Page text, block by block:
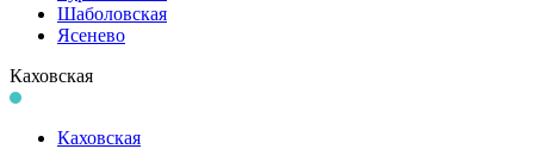
Шаболовская
Ясенево
Каховская
Каховская